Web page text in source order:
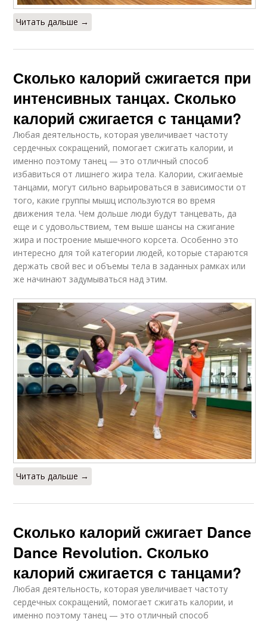
Читать дальше →
Сколько калорий сжигается при
интенсивных танцах. Сколько
калорий сжигается с танцами?
Любая деятельность, которая увеличивает частоту
сердечных сокращений, помогает сжигать калории, и
именно поэтому танец — это отличный способ
избавиться от лишнего жира тела. Калории, сжигаемые
танцами, могут сильно варьироваться в зависимости от
того, какие группы мышц используются во время
движения тела. Чем дольше люди будут танцевать, да
еще и с удовольствием, тем выше шансы на сжигание
жира и построение мышечного корсета. Особенно это
интересно для той категории людей, которые стараются
держать свой вес и объемы тела в заданных рамках или
же начинают задумываться над этим.
Читать дальше →
Сколько калорий сжигает Dance
Dance Revolution. Сколько
калорий сжигается с танцами?
Любая деятельность, которая увеличивает частоту
сердечных сокращений, помогает сжигать калории, и
именно поэтому танец — это отличный способ